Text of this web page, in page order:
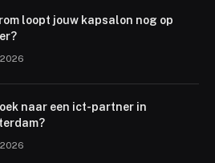
loopt jouw kapsalon nog op
naar een ict-partner in